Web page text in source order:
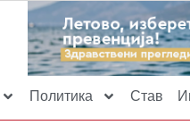
Политика Став